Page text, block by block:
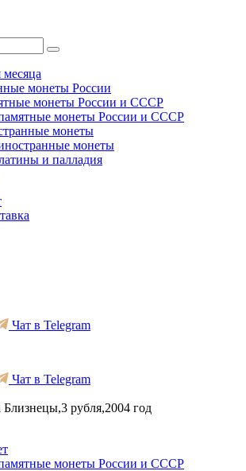
монеты России
монеты России и СССР
монеты России и СССР
монеты
монеты
и палладия
Чат в Telegram
Чат в Telegram
Близнецы,3 рубля,2004 год
монеты России и СССР